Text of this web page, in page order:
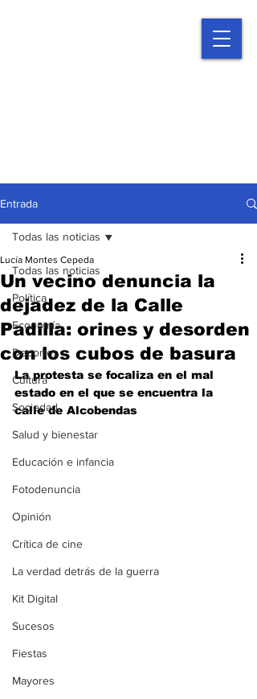
Entrada
Todas las noticias
Política
Economía
Deportes
Cultura
Sociedad
Salud y bienestar
Educación e infancia
Fotodenuncia
Opinión
Crítica de cine
La verdad detrás de la guerra
Kit Digital
Sucesos
Fiestas
Mayores
Todas las noticias
Un vecino denuncia la
dejadez de la Calle
Padilla: orines y desorden
con los cubos de basura
Lucía Montes Cepeda
La protesta se focaliza en el mal
estado en el que se encuentra la
calle de Alcobendas